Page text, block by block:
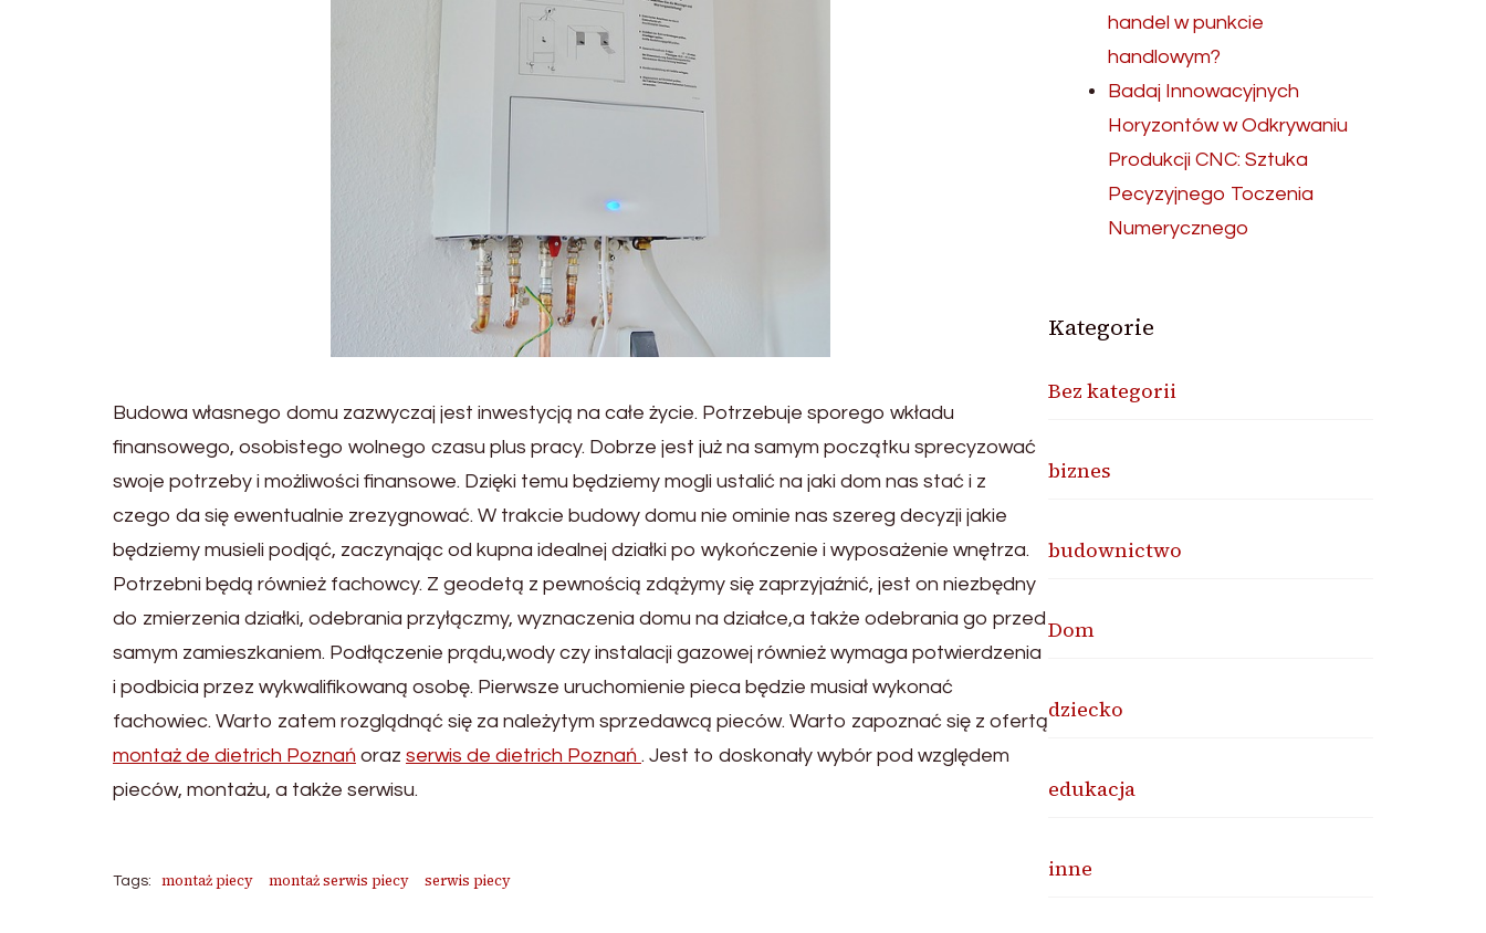
Budowa własnego domu zazwyczaj jest inwestycją na całe życie. Potrzebuje sporego wkładu
finansowego, osobistego wolnego czasu plus pracy. Dobrze jest już na samym początku sprecyzować
swoje potrzeby i możliwości finansowe. Dzięki temu będziemy mogli ustalić na jaki dom nas stać i z
czego da się ewentualnie zrezygnować. W trakcie budowy domu nie ominie nas szereg decyzji jakie
będziemy musieli podjąć, zaczynając od kupna idealnej działki po wykończenie i wyposażenie wnętrza.
Potrzebni będą również fachowcy. Z geodetą z pewnością zdążymy się zaprzyjaźnić, jest on niezbędny
do zmierzenia działki, odebrania przyłączmy, wyznaczenia domu na działce,a także odebrania go przed
samym zamieszkaniem. Podłączenie prądu,wody czy instalacji gazowej również wymaga potwierdzenia
i podbicia przez wykwalifikowaną osobę. Pierwsze uruchomienie pieca będzie musiał wykonać
fachowiec. Warto zatem rozglądnąć się za należytym sprzedawcą pieców. Warto zapoznać się z ofertą
montaż de dietrich Poznań oraz serwis de dietrich Poznań . Jest to doskonały wybór pod względem
pieców, montażu, a także serwisu.
Tags: montaż piecy montaż serwis piecy serwis piecy
handel w punkcie
handlowym?
Badaj Innowacyjnych
Horyzontów w Odkrywaniu
Produkcji CNC: Sztuka
Pecyzyjnego Toczenia
Numerycznego
Kategorie
Bez kategorii
biznes
budownictwo
Dom
dziecko
edukacja
inne